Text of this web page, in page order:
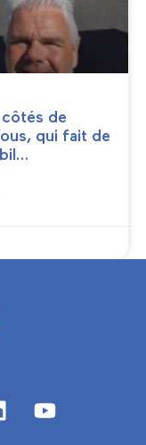
de
qui fait de